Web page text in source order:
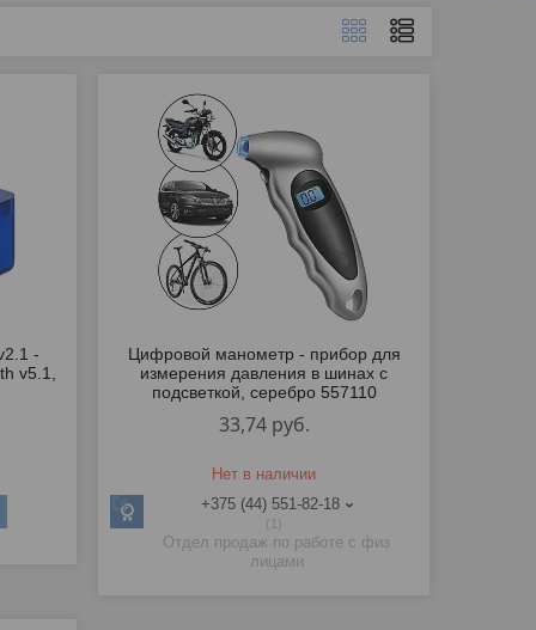
-
v5.1,
Цифровой манометр - прибор для
измерения давления в шинах с
подсветкой, серебро 557110
33,74 руб.
Нет в наличии
+375 (44) 551-82-18
Отдел продаж по работе с физ
лицами